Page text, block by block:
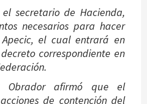
secretario de Hacienda,
necesarios para hacer
el cual entrará en
correspondiente en
Obrador afirmó que el
de contención del